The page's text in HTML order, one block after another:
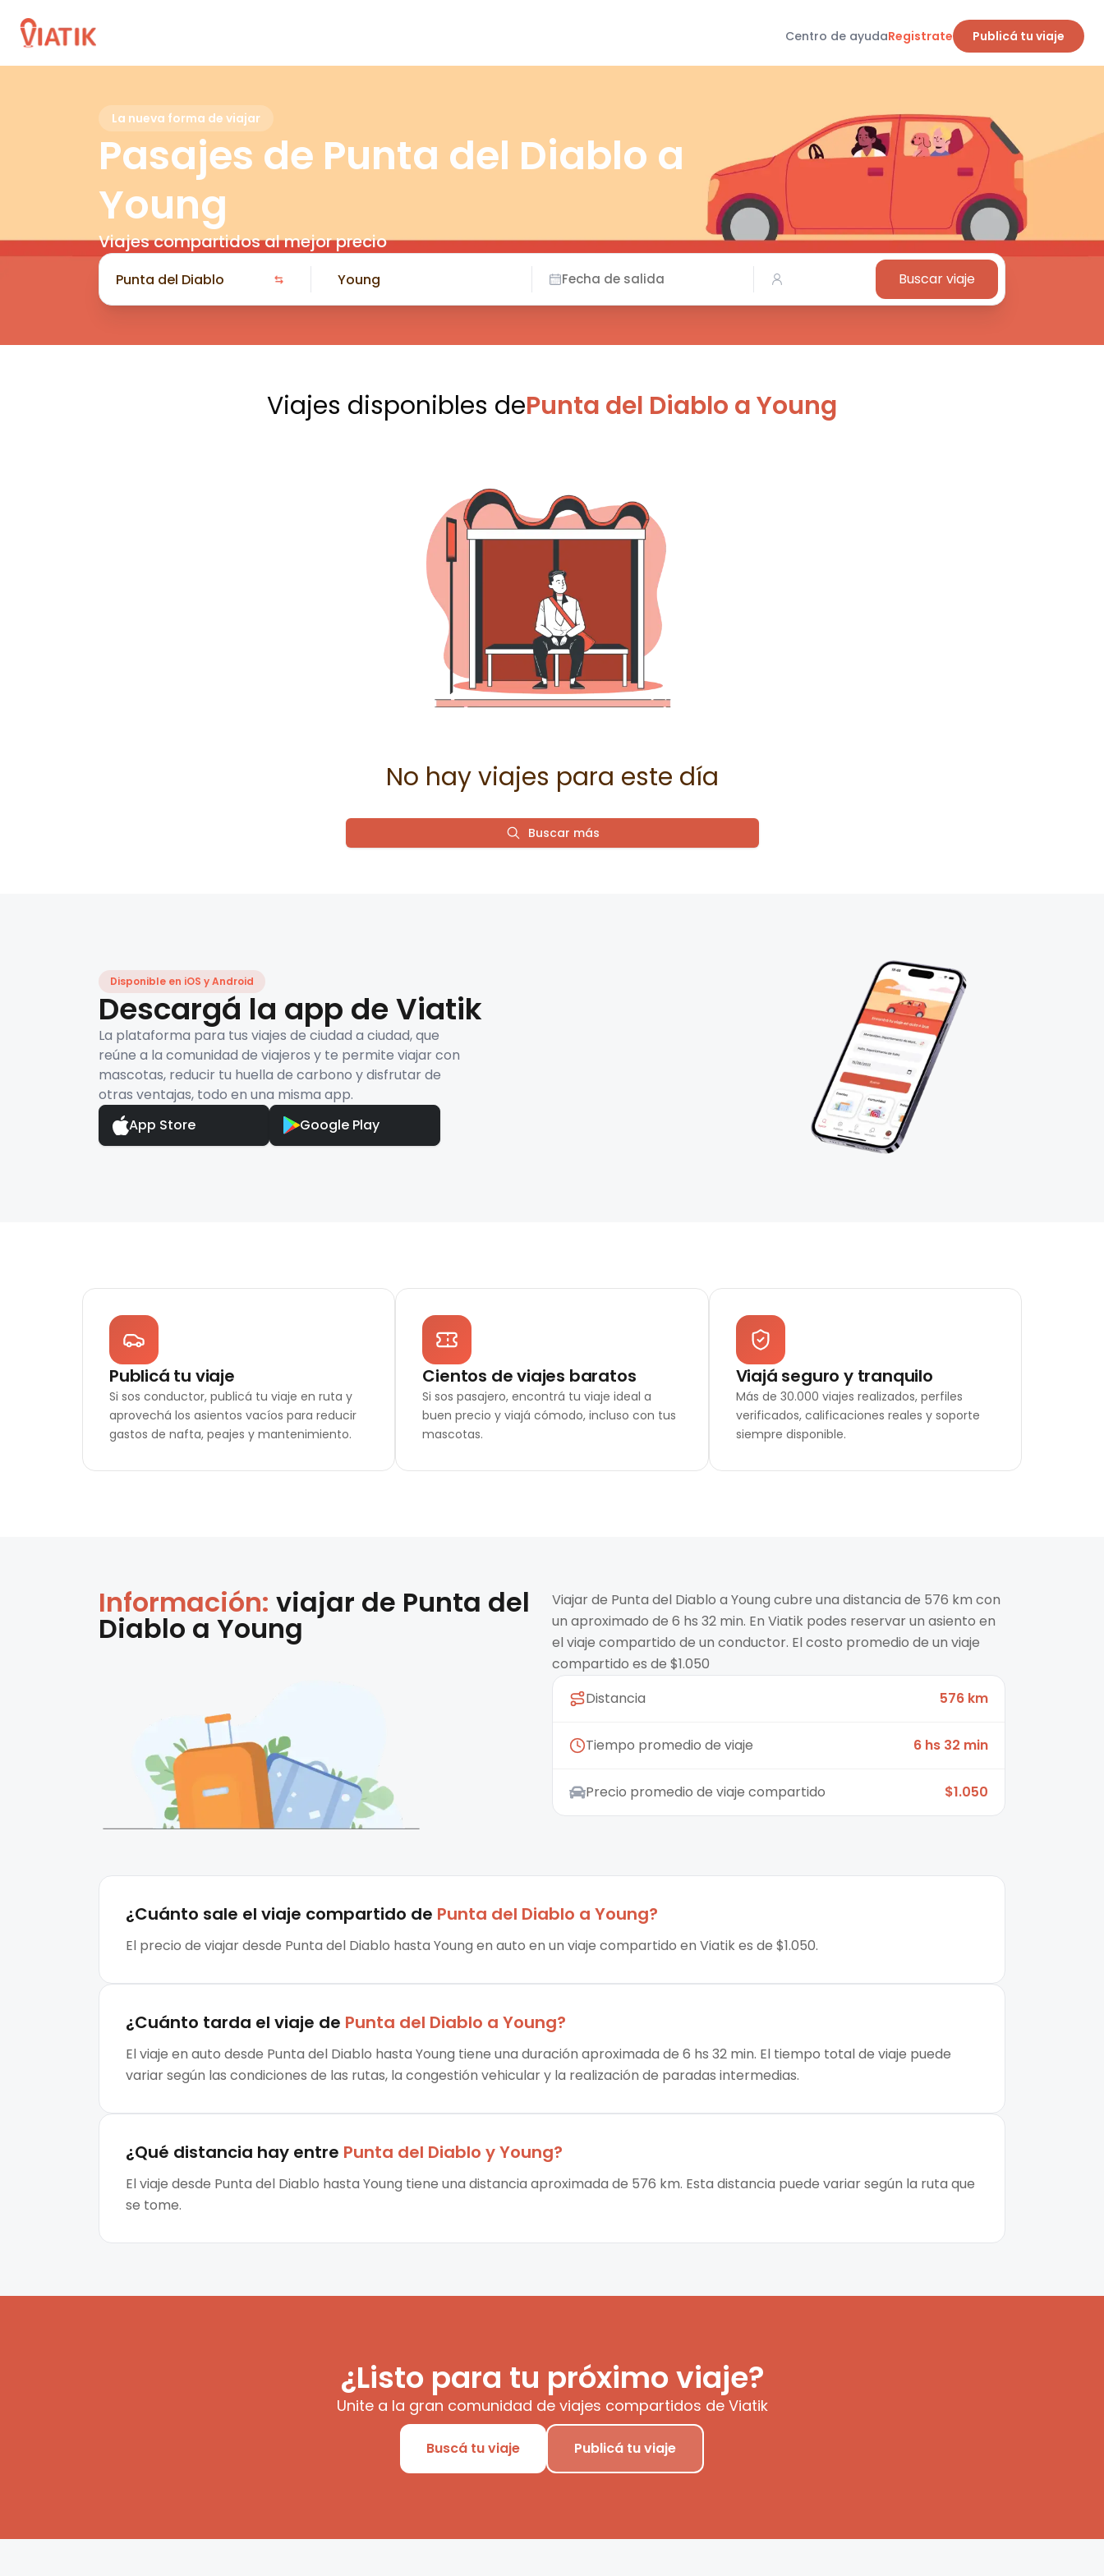
Centro de ayudaRegistrate Publicá tu viaje
La nueva forma de viajar
Pasajes de Punta del Diablo a
Young
Viajes compartidos al mejor precio
Fecha de salida Buscar viaje
Viajes disponibles dePunta del Diablo a Young
No hay viajes para este día
Buscar más
Disponible en iOS y Android
Descargá la app de Viatik
La plataforma para tus viajes de ciudad a ciudad, que
reúne a la comunidad de viajeros y te permite viajar con
mascotas, reducir tu huella de carbono y disfrutar de
otras ventajas, todo en una misma app.
App Store
Google Play
Publicá tu viaje
Si sos conductor, publicá tu viaje en ruta y
aprovechá los asientos vacíos para reducir
gastos de nafta, peajes y mantenimiento.
Cientos de viajes baratos
Si sos pasajero, encontrá tu viaje ideal a
buen precio y viajá cómodo, incluso con tus
mascotas.
Viajá seguro y tranquilo
Más de 30.000 viajes realizados, perfiles
verificados, calificaciones reales y soporte
siempre disponible.
Información: viajar de Punta del
Diablo a Young
Viajar de Punta del Diablo a Young cubre una distancia de 576 km con
un aproximado de 6 hs 32 min. En Viatik podes reservar un asiento en
el viaje compartido de un conductor. El costo promedio de un viaje
compartido es de $1.050
Distancia
576 km
Tiempo promedio de viaje 6 hs 32 min
Precio promedio de viaje compartido $1.050
¿Cuánto sale el viaje compartido de Punta del Diablo a Young?
El precio de viajar desde Punta del Diablo hasta Young en auto en un viaje compartido en Viatik es de $1.050.
¿Cuánto tarda el viaje de Punta del Diablo a Young?
El viaje en auto desde Punta del Diablo hasta Young tiene una duración aproximada de 6 hs 32 min. El tiempo total de viaje puede
variar según las condiciones de las rutas, la congestión vehicular y la realización de paradas intermedias.
¿Qué distancia hay entre Punta del Diablo yYoung?
El viaje desde Punta del Diablo hasta Young tiene una distancia aproximada de 576 km. Esta distancia puede variar según la ruta que
se tome.
¿Listo para tu próximo viaje?
Unite a la gran comunidad de viajes compartidos de Viatik
Buscá tu viaje Publicá tu viaje